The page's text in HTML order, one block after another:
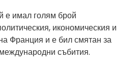
е имал голям брой
икономическия и
Франция и е бил смятан за
събития.